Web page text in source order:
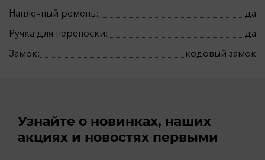
Наплечный ремень:
да
Ручка для переноски:
да
Замок:
кодовый замок
Узнайте о новинках, наших
акциях и новостях первыми